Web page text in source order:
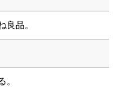
良品。
。